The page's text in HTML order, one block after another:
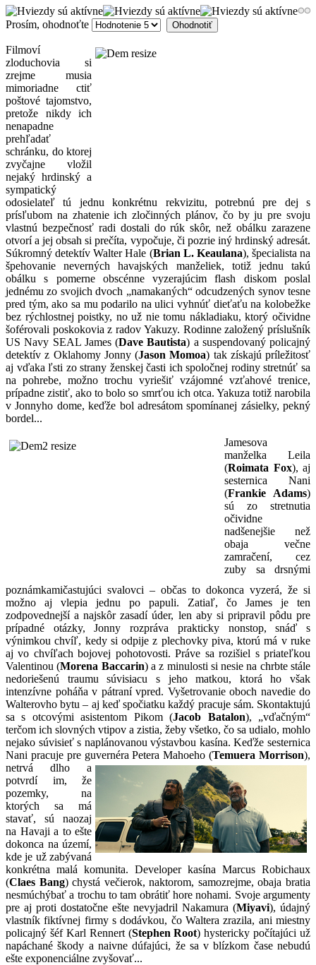
Prosím, ohodnoťte
Filmoví
zloduchovia si
zrejme musia
mimoriadne ctiť
poštové tajomstvo,
pretože nikdy ich
nenapadne
prehľadať
schránku, do ktorej
zvyčajne vložil
nejaký hrdinský a
sympatický
odosielateľ tú jednu konkrétnu rekvizitu, potrebnú pre dej s
prísľubom na zhatenie ich zločinných plánov, čo by ju pre svoju
vlastnú bezpečnosť radi dostali do rúk skôr, než obálku zarazene
otvorí a jej obsah si prečíta, vypočuje, či pozrie iný hrdinský adresát.
Súkromný detektív Walter Hale (Brian L. Keaulana), špecialista na
špehovanie neverných havajských manželiek, totiž jednu takú
obálku s pomerne obscénne vyzerajúcim flash diskom poslal
jednému zo svojich dvoch „namakaných“ odcudzených synov tesne
pred tým, ako sa mu podarilo na ulici vyhnúť dieťaťu na kolobežke
bez rýchlostnej poistky, no už nie tomu nákladiaku, ktorý očividne
šoférovali poskokovia z radov Yakuzy. Rodinne založený príslušník
US Navy SEAL James (Dave Bautista) a suspendovaný policajný
detektív z Oklahomy Jonny (Jason Momoa) tak získajú príležitosť
aj vďaka ľsti zo strany ženskej časti ich spoločnej rodiny stretnúť sa
na pohrebe, možno trochu vyriešiť vzájomné vzťahové trenice,
prípadne zistiť, ako to bolo so smrťou ich otca. Yakuza totiž narobila
v Jonnyho dome, keďže bol adresátom spomínanej zásielky, pekný
bordel...
Jamesova
manželka Leila
(Roimata Fox), aj
sesternica Nani
(Frankie Adams)
sú zo stretnutia
očividne
nadšenejšie než
obaja večne
zamračení, cez
zuby sa drsnými
poznámkamičastujúci svalovci – občas to dokonca vyzerá, že si
možno aj vlepia jednu po papuli. Zatiaľ, čo James je ten
zodpovednejší a najskôr zasadí úder, len aby si pripravil pôdu pre
prípadné otázky, Jonny rozpráva prakticky nonstop, snáď s
výnimkou chvíľ, kedy si odpije z plechovky piva, ktorú má v ruke
aj vo chvíľach bojovej pohotovosti. Práve sa rozišiel s priateľkou
Valentinou (Morena Baccarin) a z minulosti si nesie na chrbte stále
nedoriešenú traumu súvisiacu s jeho matkou, ktorá ho však
intenzívne poháňa v pátraní vpred. Vyšetrovanie oboch navedie do
Walterovho bytu – aj keď spočiatku každý pracuje sám. Skontaktujú
sa s otcovými asistentom Pikom (Jacob Batalon), „vďačným“
terčom ich slovných vtipov a zistia, žeby všetko, čo sa udialo, mohlo
nejako súvisieť s naplánovanou výstavbou kasína. Keďže sesternica
Nani pracuje pre guvernéra Petera Mahoeho (Temuera Morrison),
netrvá dlho a
potvrdí im, že
pozemky, na
ktorých sa má
stavať, sú naozaj
na Havaji a to ešte
dokonca na území,
kde je už zabývaná
konkrétna malá komunita. Developer kasína Marcus Robichaux
(Claes Bang) chystá večierok, naktorom, samozrejme, obaja bratia
nesmúchýbať a trochu to tam obrátiť hore nohami. Svoje argumenty
pre aj proti dostatočne ešte nevyjadril Nakamura (Miyavi), údajný
vlastník fiktívnej firmy s dodávkou, čo Waltera zrazila, ani miestny
policajný šéf Karl Rennert (Stephen Root) hystericky počítajúci už
napáchané škody a naivne dúfajúci, že sa v blízkom čase nebudú
ešte exponenciálne zvyšovať...